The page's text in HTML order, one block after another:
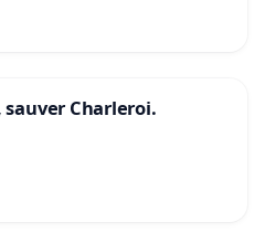
sauver Charleroi.